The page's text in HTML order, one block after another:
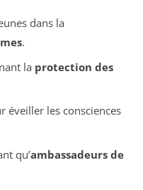
dans la
.
la protection des
éveiller les consciences
qu’ambassadeurs de